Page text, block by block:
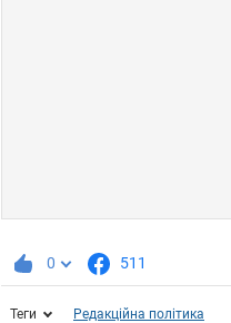
0 511
Теги Редакційна політика